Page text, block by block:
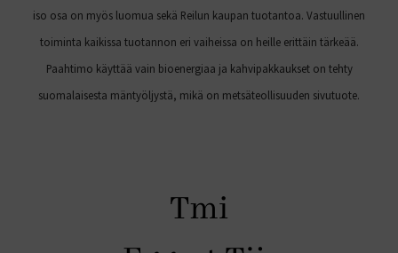
iso osa on myös luomua sekä Reilun kaupan tuotantoa. Vastuullinen
toiminta kaikissa tuotannon eri vaiheissa on heille erittäin tärkeää.
Paahtimo käyttää vain bioenergiaa ja kahvipakkaukset on tehty
suomalaisesta mäntyöljystä, mikä on metsäteollisuuden sivutuote.